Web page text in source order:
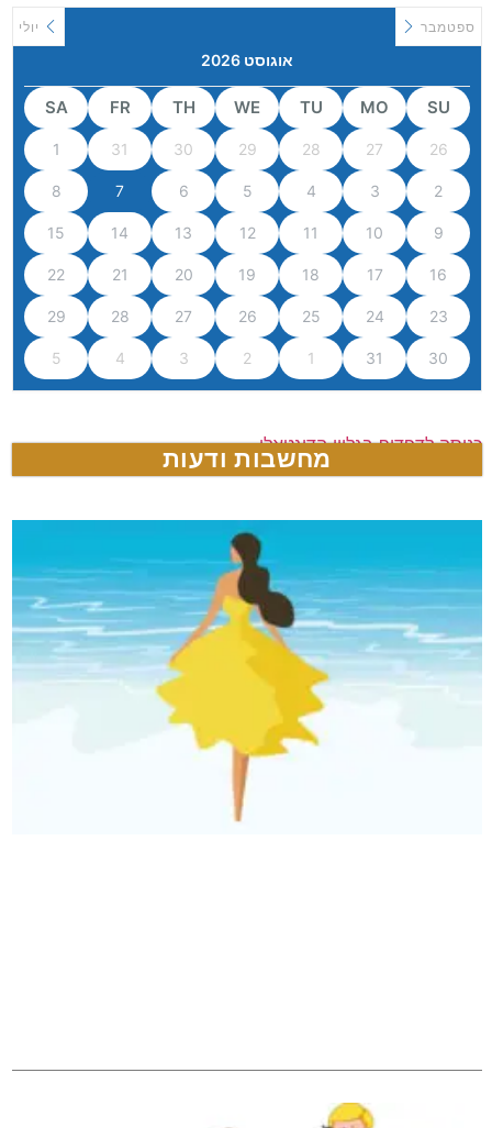
יולי
אוגוסט 2026
ספטמבר
SU
MO
TU
WE
TH
FR
SA
26
27
28
29
30
31
1
2
3
4
5
6
7
8
9
10
11
12
13
14
15
16
17
18
19
20
21
22
23
24
25
26
27
28
29
30
31
1
2
3
4
5
כניסה לדפדוף בגליון הדיגטאלי
מחשבות ודעות